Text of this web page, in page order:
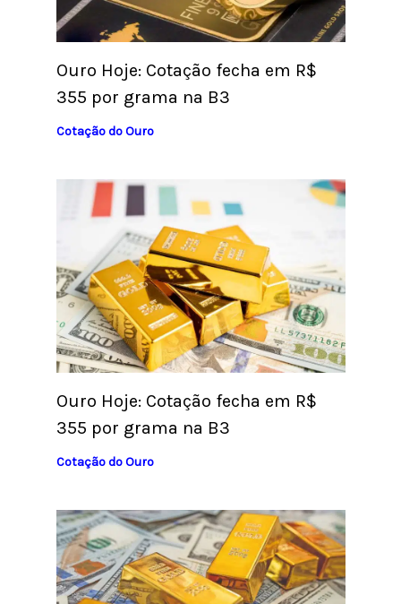
Ouro Hoje: Cotação fecha em R$
355 por grama na B3
Cotação do Ouro
Ouro Hoje: Cotação fecha em R$
355 por grama na B3
Cotação do Ouro